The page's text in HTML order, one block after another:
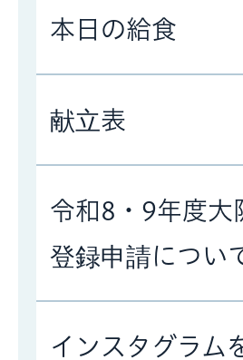
本日の給食
献立表
令和8・9年度大
登録申請につい
インスタグラム